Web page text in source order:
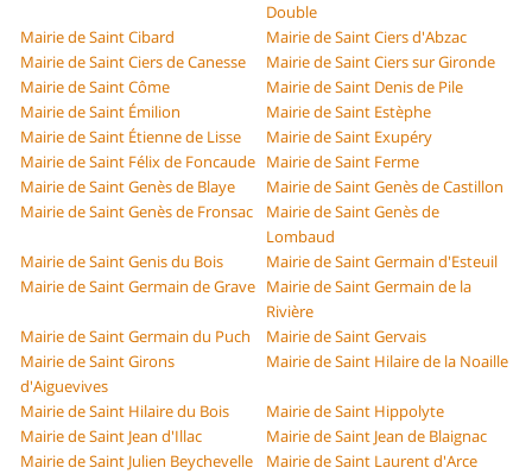
Double
Mairie de Saint Cibard
Mairie de Saint Ciers d'Abzac
Mairie de Saint Ciers de Canesse
Mairie de Saint Ciers sur Gironde
Mairie de Saint Côme
Mairie de Saint Denis de Pile
Mairie de Saint Émilion
Mairie de Saint Estèphe
Mairie de Saint Étienne de Lisse
Mairie de Saint Exupéry
Mairie de Saint Félix de Foncaude Mairie de Saint Ferme
Mairie de Saint Genès de Blaye
Mairie de Saint Genès de Castillon
Mairie de Saint Genès de Fronsac
Mairie de Saint Genès de
Lombaud
Mairie de Saint Genis du Bois
Mairie de Saint Germain d'Esteuil
Mairie de Saint Germain de Grave Mairie de Saint Germain de la
Rivière
Mairie de Saint Germain du Puch
Mairie de Saint Gervais
Mairie de Saint Girons
d'Aiguevives
Mairie de Saint Hilaire de la Noaille
Mairie de Saint Hilaire du Bois
Mairie de Saint Hippolyte
Mairie de Saint Jean d'Illac
Mairie de Saint Jean de Blaignac
Mairie de Saint Julien Beychevelle
Mairie de Saint Laurent d'Arce